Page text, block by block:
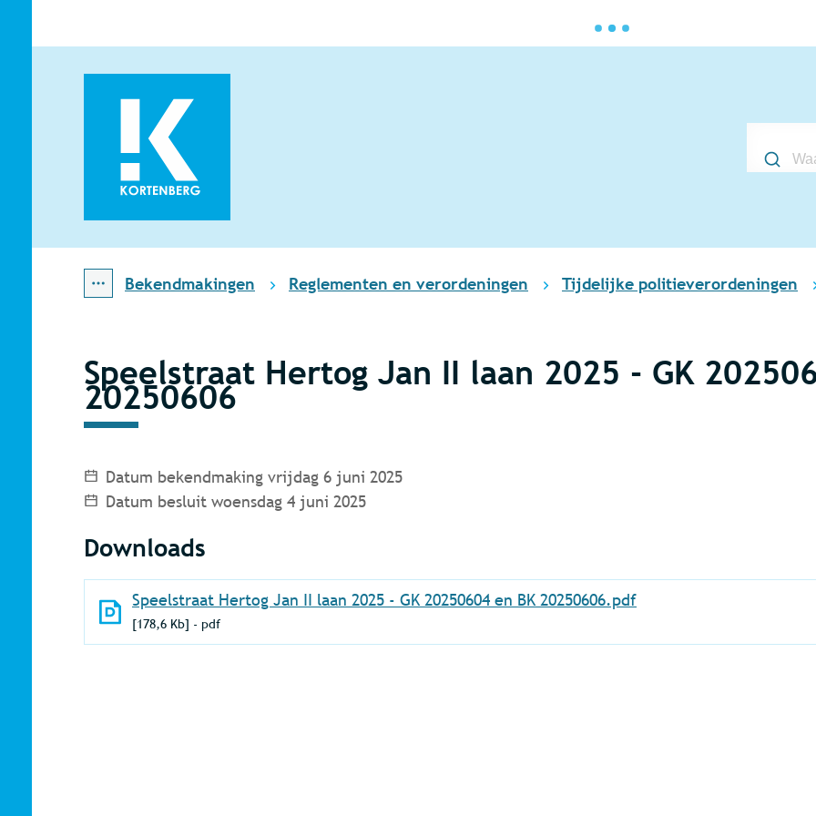
Toon alle broodkruimel items
Bekendmakingen Reglementen en verordeningen Tijdelijke politieverordeningen
Speelstraat Hertog Jan II laan 2025 - GK
20250606
Datum bekendmaking vrijdag 6 juni 2025
Datum besluit woensdag 4 juni 2025
Downloads
Speelstraat Hertog Jan II laan 2025 - GK 20250604 en BK 20250606.pdf
178,6 Kb pdf